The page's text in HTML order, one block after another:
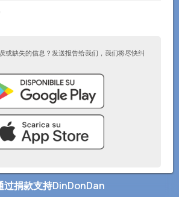
或缺失的信息？发送报告给我们，我们将尽快纠
应用 2026–隐私政策–添加到您的网站
过捐款支持DinDonDan